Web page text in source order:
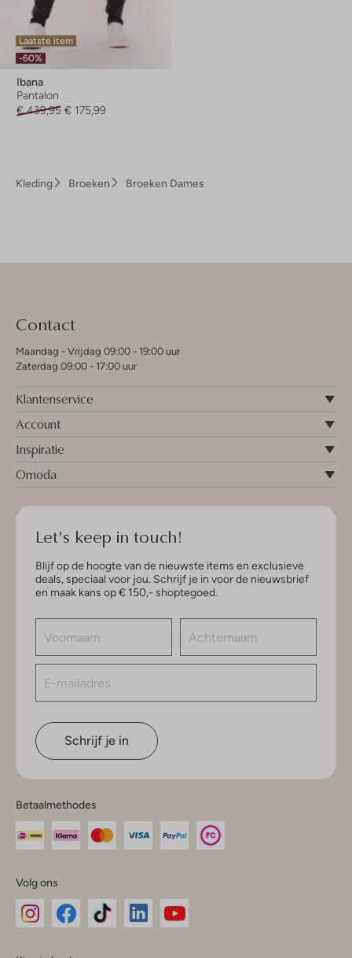
Laatste item
-60%
Ibana
Pantalon
€ 439,95 € 175,99
Kleding Broeken Broeken Dames
Contact
Maandag - Vrijdag 09:00 - 19:00 uur
Zaterdag 09:00 - 17:00 uur
Klantenservice
Account
Inspiratie
Omoda
Let's keep in touch!
Blijf op de hoogte van de nieuwste items en exclusieve
deals, speciaal voor jou. Schrijf je in voor de nieuwsbrief
en maak kans op € 150,- shoptegoed.
Schrijf je in
Betaalmethodes
Volg ons